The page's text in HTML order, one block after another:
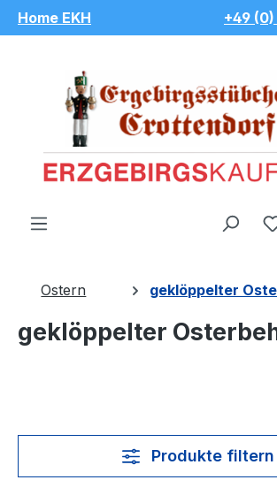
Zum Hauptinhalt springen
Home EKH +49
Ostern geklöppelter
geklöppelter
Produkte filtern